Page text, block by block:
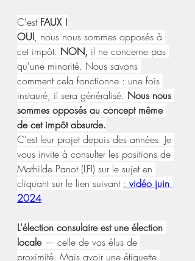
C'est FAUX !
OUI, nous nous sommes opposés à
cet impôt. NON, il ne concerne pas
qu'une minorité. Nous savons
comment cela fonctionne : une fois
instauré, il sera généralisé. Nous nous
sommes opposés au concept même
de cet impôt absurde.
C'est leur projet depuis des années. Je
vous invite à consulter les positions de
Mathilde Panot (LFI) sur le sujet en
cliquant sur le lien suivant : vidéo juin
2024
L'élection consulaire est une élection
locale — celle de vos élus de
proximité. Mais avoir une étiquette